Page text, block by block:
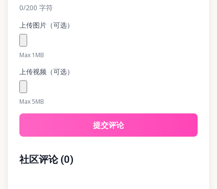
0/200 字符
上传图片（可选）
Max 1MB
上传视频（可选）
Max 5MB
提交评论
社区评论(0)